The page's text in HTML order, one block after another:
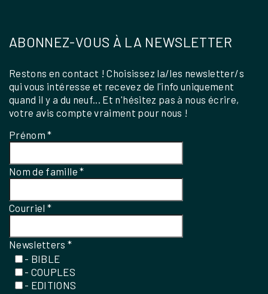
ABONNEZ-VOUS À LA NEWSLETTER
Restons en contact ! Choisissez la/les newsletter/s
qui vous intéresse et recevez de l'info uniquement
quand il y a du neuf... Et n'hésitez pas à nous écrire,
votre avis compte vraiment pour nous !
Prénom*
Nom de famille*
Courriel*
Newsletters*
- BIBLE
- COUPLES
- EDITIONS